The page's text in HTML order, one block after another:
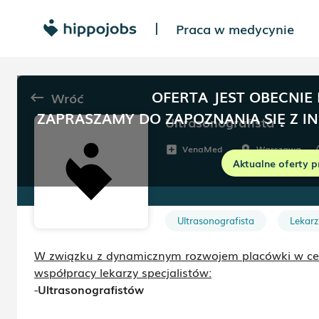
| Praca w medycynie
OFERTA JEST
ZAPRASZAMY DO ZAPOZNANIA SIĘ Z
Aktualne oferty
keyboard_backspace Wróć
Ultrasonografista
add_box VenaMed room Warszawa
Ultrasonografista Lekarz
W związku z dynamicznym rozwojem placówki w
współpracy lekarzy specjalistów:
-Ultrasonografistów